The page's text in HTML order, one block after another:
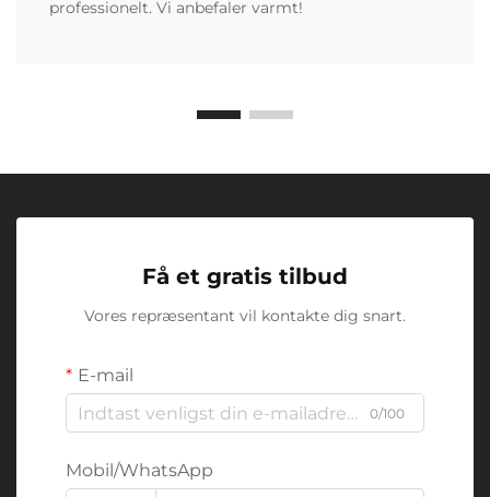
professionelt. Vi anbefaler varmt!
Få et gratis tilbud
Vores repræsentant vil kontakte dig snart.
E-mail
0/100
Mobil/WhatsApp